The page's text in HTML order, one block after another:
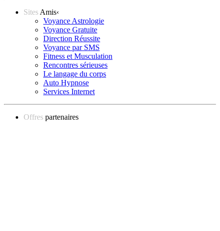
Sites Amis‹
Voyance Astrologie
Voyance Gratuite
Direction Réussite
Voyance par SMS
Fitness et Musculation
Rencontres sérieuses
Le langage du corps
Auto Hypnose
Services Internet
Offres partenaires